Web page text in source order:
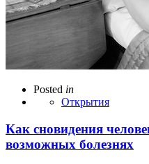
Posted in
Открытия
Как сновидения
возможных болезнях